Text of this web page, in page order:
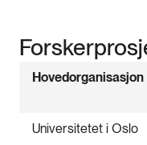
Hovedorganisasjon
Universitetet i Oslo